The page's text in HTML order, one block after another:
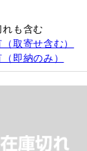
も含む
取寄せ含む）
即納のみ）